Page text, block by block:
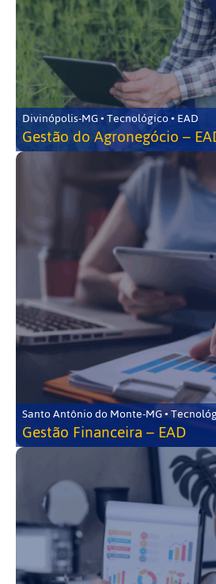
Divinópolis-MG • Tecnológico • EAD
Gestão do Agronegócio –
Santo Antônio do Monte-MG •
Gestão Financeira – EAD